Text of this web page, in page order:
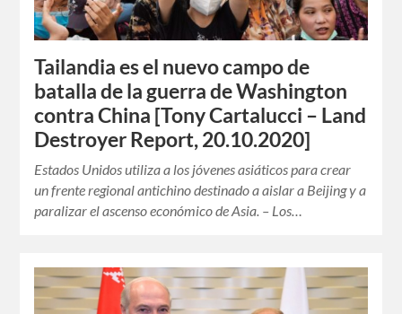
Tailandia es el nuevo campo de
batalla de la guerra de Washington
contra China [Tony Cartalucci – Land
Destroyer Report, 20.10.2020]
Estados Unidos utiliza a los jóvenes asiáticos para crear
un frente regional antichino destinado a aislar a Beijing y a
paralizar el ascenso económico de Asia. – Los…